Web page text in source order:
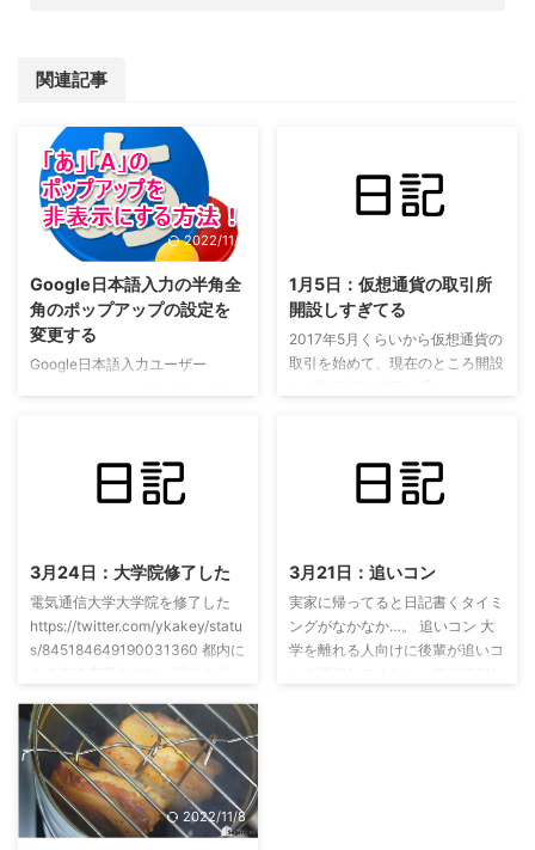
関連記事
2022/11/7
Google日本語入力の半角全
角のポップアップの設定を
変更する
Google日本語入力ユーザー
なりまして，文字入力している最
中でさえ「あ」「A」のポップア
ップが消えない・・・．そんな状
なっていたのはこういうの 半角
全角キーを押すと「切り替わった
よ」と教えてくれますが文字を書
いている最中もくっついてくるの
えて文字を打つとそのままこいつ
がくっついてくる． ...
1月5日：仮想通貨の取引所
開設しすぎてる
2017年5月くらいから仮想通貨の
取引を始めて、現在のところ開設
的に日本円入金してからBTCなど
の仮想通貨にして海外取引所に送
金することがけっこうある。
登録した海外取引所）
POLONIEX（よく使ってる）
HitBTC（よく使ってる）
TCC（ビットコインオートトレ
3月24日：大学院修了した
電気通信大学大学院を修了した
https://twitter.com/ykakey/statu
s/845184649190031360 都内に
学院で２年間、計６年間を同じ大
学内で過ごした。６年間って聞く
と長いけど振り返るとあっという
間。必要所得単位数ピッタリ芸も
できた。 ほしいものリスト よか
ったら。
3月21日：追いコン
実家に帰ってると日記書くタイミ
ングがなかなか…。 追いコン 大
学を離れる人向けに後輩が追いコ
2022/11/8